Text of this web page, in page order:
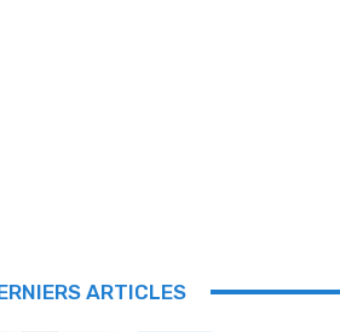
ARTICLES